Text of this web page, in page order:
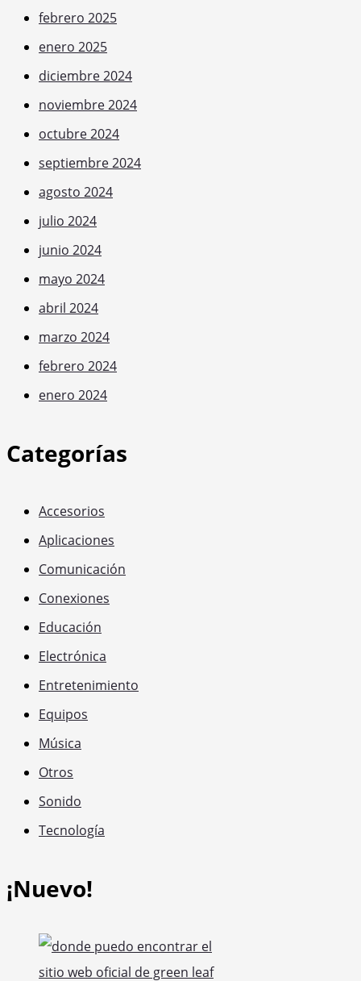
febrero 2025
enero 2025
diciembre 2024
noviembre 2024
octubre 2024
septiembre 2024
agosto 2024
julio 2024
junio 2024
mayo 2024
abril 2024
marzo 2024
febrero 2024
enero 2024
Categorías
Accesorios
Aplicaciones
Comunicación
Conexiones
Educación
Electrónica
Entretenimiento
Equipos
Música
Otros
Sonido
Tecnología
¡Nuevo!